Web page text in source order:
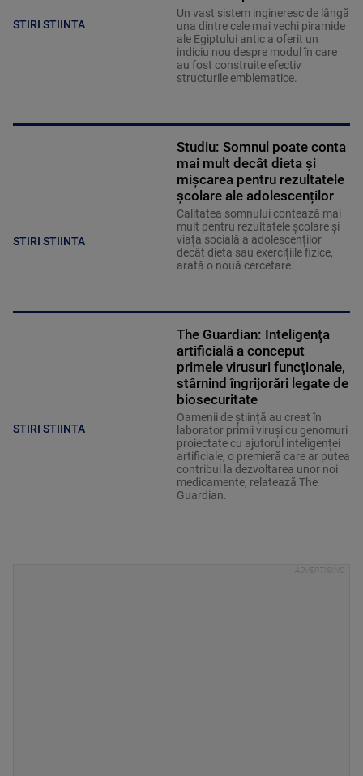
STIRI STIINTA
Un vast sistem ingineresc de lângă
una dintre cele mai vechi piramide
ale Egiptului antic a oferit un
indiciu nou despre modul în care
au fost construite efectiv
structurile emblematice.
STIRI STIINTA
Studiu: Somnul poate conta
mai mult decât dieta și
mișcarea pentru rezultatele
școlare ale adolescenților
Calitatea somnului contează mai
mult pentru rezultatele școlare și
viața socială a adolescenților
decât dieta sau exercițiile fizice,
arată o nouă cercetare.
STIRI STIINTA
The Guardian: Inteligenţa
artificială a conceput
primele virusuri funcţionale,
stârnind îngrijorări legate de
biosecuritate
Oamenii de știință au creat în
laborator primii viruși cu genomuri
proiectate cu ajutorul inteligenței
artificiale, o premieră care ar putea
contribui la dezvoltarea unor noi
medicamente, relatează The
Guardian.